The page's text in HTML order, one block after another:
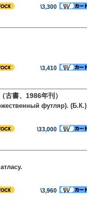
\3,300
\3,410
書、1986年刊）
футляр). (Б.К.)
\33,000
\3,960